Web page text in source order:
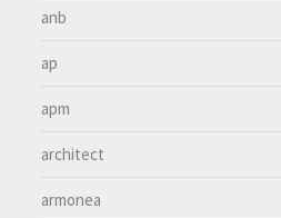
anb
ap
apm
architect
armonea